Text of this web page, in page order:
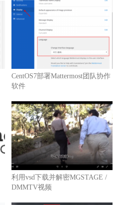
CentOS7部署Mattermost团队协作
软件
利用vsd下载并解密MGSTAGE /
DMMTV视频